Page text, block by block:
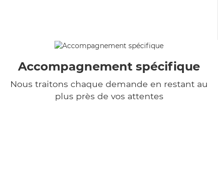
Accompagnement spécifique
Nous traitons chaque demande en restant au
plus près de vos attentes